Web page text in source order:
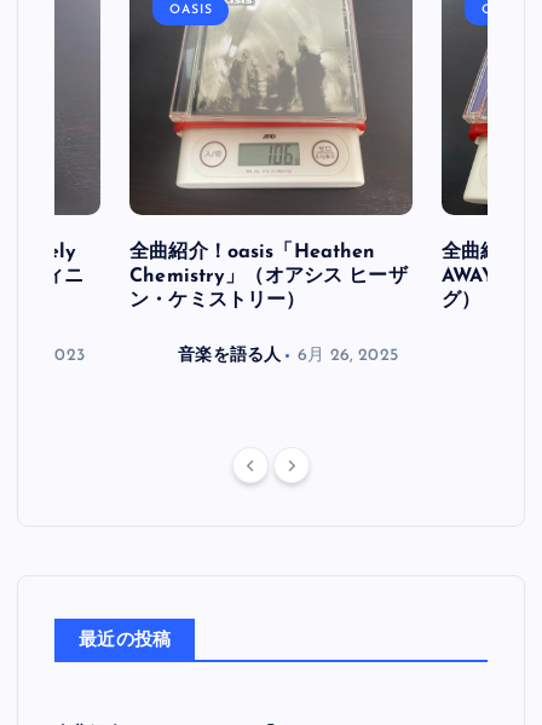
フィニ
30, 2023
OASIS
全曲紹介！oasis「Heathen
Chemistry」（オアシス ヒーザ
ン・ケミストリー）
音楽を語る人 6月 26, 2025
OASIS
全曲紹介
AWAY」
グ）
最近の投稿